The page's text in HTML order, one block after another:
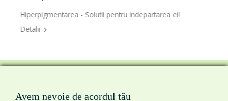
Hiperpigmentarea - Solutii pentru indepartarea ei!
Detalii
prima pagina |despre noi|
Avem nevoie de acordul tău